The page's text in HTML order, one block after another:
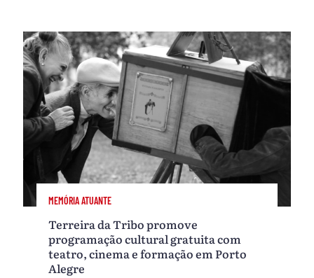
MEMÓRIA ATUANTE
Terreira da Tribo promove
programação cultural gratuita com
teatro, cinema e formação em Porto
Alegre